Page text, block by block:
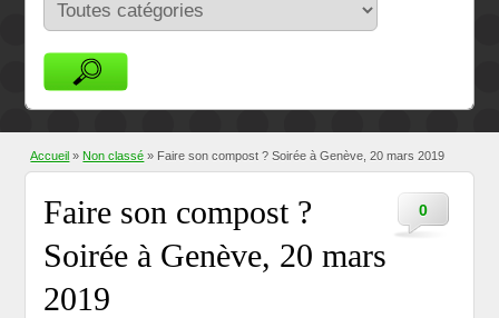
Accueil » Non classé » Faire son compost ? Soirée à Genève, 20 mars 2019
0
Faire son compost ?
Soirée à Genève, 20 mars
2019